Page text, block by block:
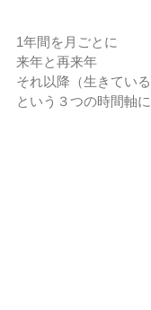
1年間を月ごとに
来年と再来年
それ以降（生きている
という３つの時間軸